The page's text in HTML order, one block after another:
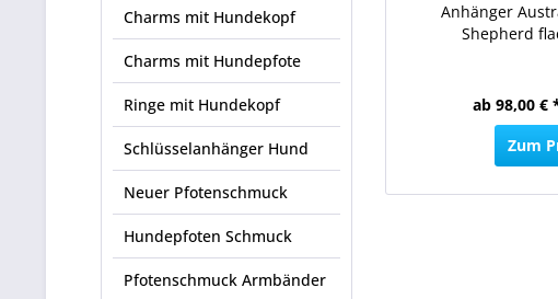
Charms mit Hundekopf
Charms mit Hundepfote
Ringe mit Hundekopf
Schlüsselanhänger Hund
Neuer Pfotenschmuck
Hundepfoten Schmuck
Pfotenschmuck Armbänder
Anhänger
Shepherd
ab 98,00 €
Zum